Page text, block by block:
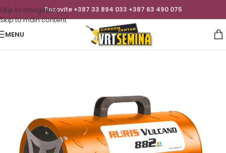
Skip to navigation
Skip to main content
Pozovite +387 33 894 033 +387 63 490 075
MENU